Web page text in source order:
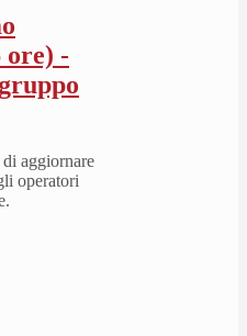
ore) -
aggiornare
operatori